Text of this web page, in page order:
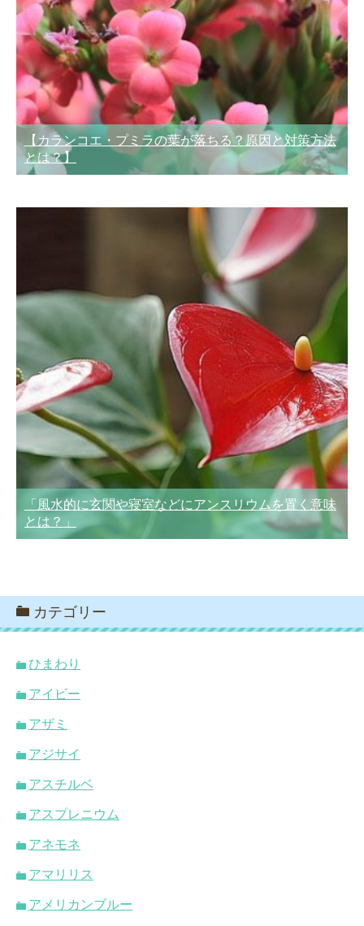
【カランコエ・プミラの葉が落ちる？原因と対策方法
とは？】
「風水的に玄関や寝室などにアンスリウムを置く意味
とは？」
カテゴリー
ひまわり
アイビー
アザミ
アジサイ
アスチルベ
アスプレニウム
アネモネ
アマリリス
アメリカンブルー